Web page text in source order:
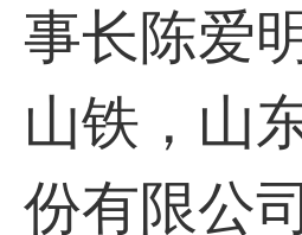
事长陈爱
山铁，山
份有限公